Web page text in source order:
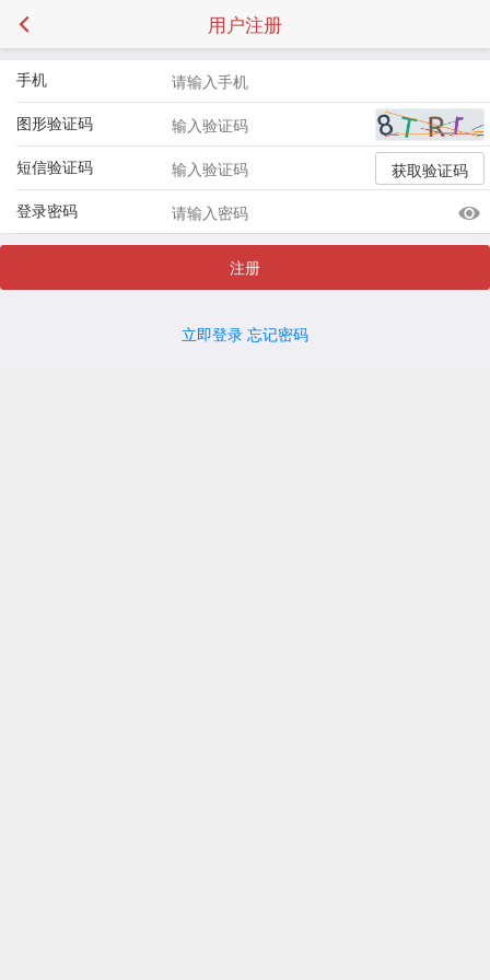
用户注册
手机
图形验证码
获取验证码
短信验证码
登录密码
注册
立即登录 忘记密码